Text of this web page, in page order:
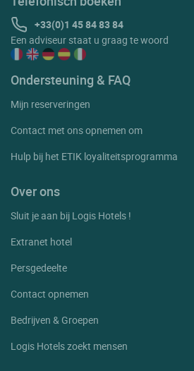
+33(0)1 45 84 83 84
Een adviseur staat u graag te woord
Ondersteuning & FAQ
Mijn reserveringen
Contact met ons opnemen om
Hulp bij het ETIK loyaliteitsprogramma
Over ons
Sluit je aan bij Logis Hotels !
Extranet hotel
Persgedeelte
Contact opnemen
Bedrijven & Groepen
Logis Hotels zoekt mensen